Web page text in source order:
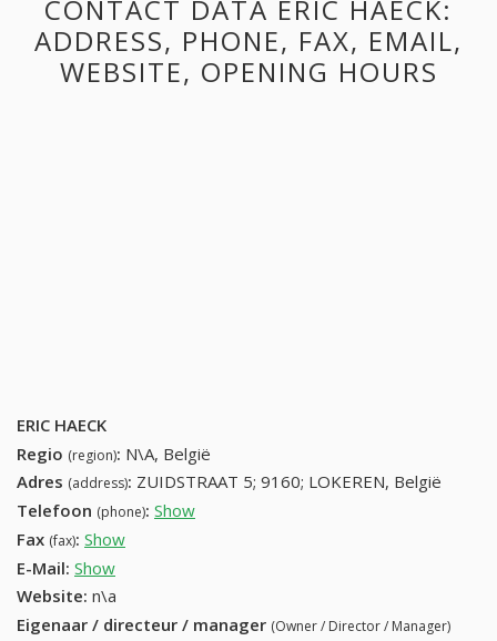
CONTACT DATA ERIC HAECK:
ADDRESS, PHONE, FAX, EMAIL,
WEBSITE, OPENING HOURS
ERIC HAECK
Regio (region): N\A, België
Adres (address): ZUIDSTRAAT 5; 9160; LOKEREN, België
Telefoon (phone): Show
Fax (fax): Show
E-Mail: Show
Website: n\a
Eigenaar / directeur / manager (Owner / Director / Manager)